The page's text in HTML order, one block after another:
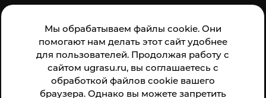
Мы обрабатываем файлы cookie. Они
помогают нам делать этот сайт удобнее
для пользователей. Продолжая работу с
сайтом ugrasu.ru, вы соглашаетесь с
обработкой файлов cookie вашего
браузера. Однако вы можете запретить
организации: